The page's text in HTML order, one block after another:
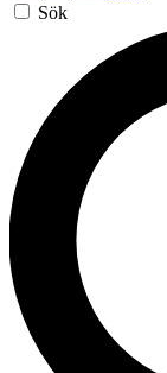
Sök